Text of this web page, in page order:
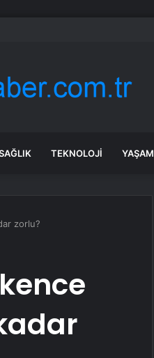
küçük atı seçildi
TEKNOLOJI YAŞAM
zorlu?